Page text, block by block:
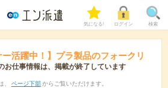
気になる! ログイン 検索
ー活躍中！】プラ製品のフォークリ
お仕事情報は、掲載が終了しています
ページ下部 からご覧いただけます。